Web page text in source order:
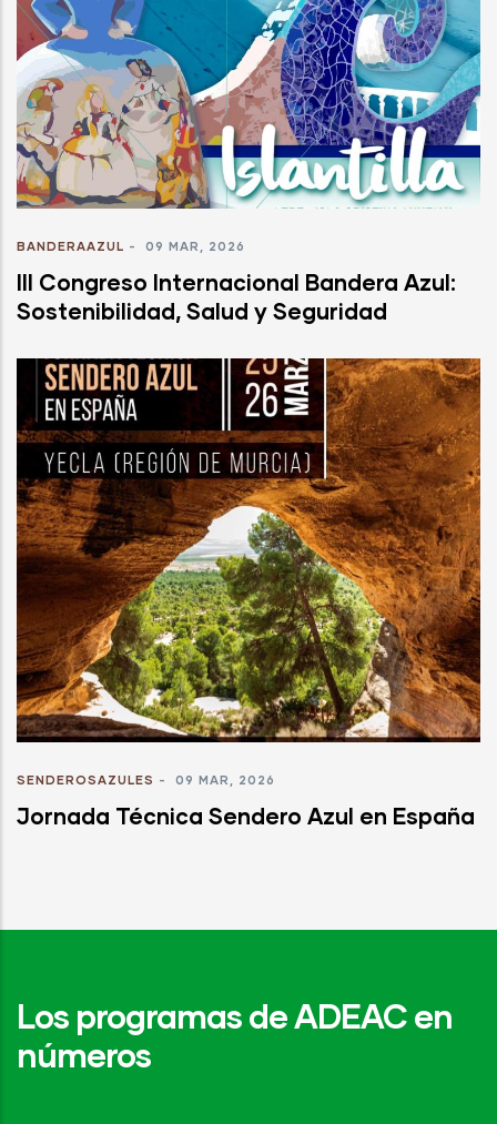
BANDERAAZUL - 09 MAR, 2026
III Congreso Internacional Bandera Azul:
Sostenibilidad, Salud y Seguridad
SENDEROSAZULES - 09 MAR, 2026
Jornada Técnica Sendero Azul en España
Los programas de ADEAC en
números